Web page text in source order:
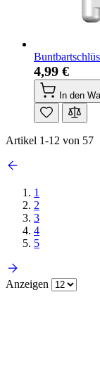
4,99 €
In den
Artikel 1-12 von 57
1
2
3
4
5
Anzeigen